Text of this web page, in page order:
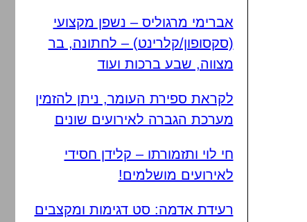
אברימי מרגוליס – נשפן מקצועי
(סקסופון/קלרינט) – לחתונה, בר
מצווה, שבע ברכות ועוד
לקראת ספירת העומר, ניתן להזמין
מערכת הגברה לאירועים שונים
חי לוי ותזמורתו – קלידן חסידי
לאירועים מושלמים!
רעידת אדמה: סט דגימות ומקצבים